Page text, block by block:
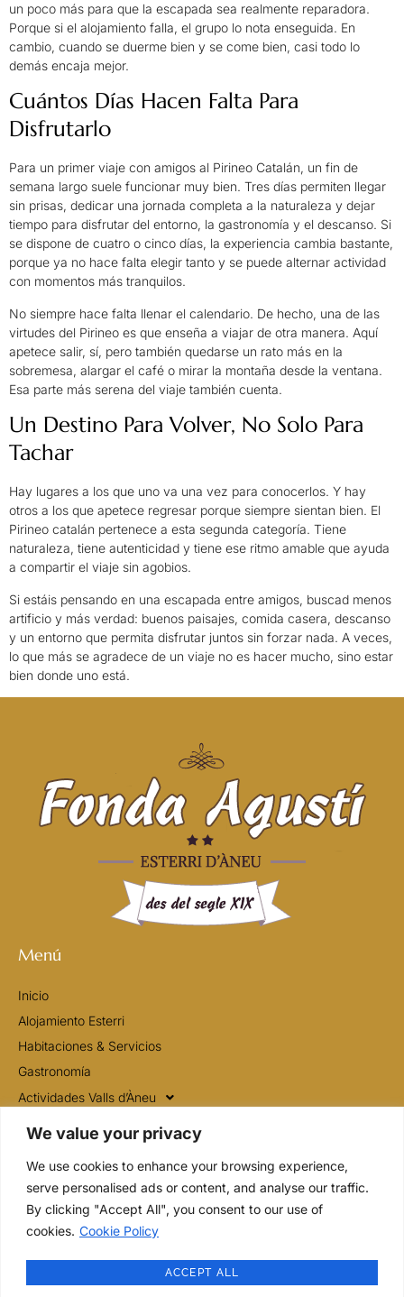
We value your privacy
We use cookies to enhance your browsing experience,
serve personalised ads or content, and analyse our traffic.
By clicking "Accept All", you consent to our use of
cookies. Cookie Policy
ACCEPT ALL
un poco más para que la escapada sea realmente reparadora.
Porque si el alojamiento falla, el grupo lo nota enseguida. En
cambio, cuando se duerme bien y se come bien, casi todo lo
demás encaja mejor.
Cuántos Días Hacen Falta Para
Disfrutarlo
Para un primer viaje con amigos al Pirineo Catalán, un fin de
semana largo suele funcionar muy bien. Tres días permiten llegar
sin prisas, dedicar una jornada completa a la naturaleza y dejar
tiempo para disfrutar del entorno, la gastronomía y el descanso. Si
se dispone de cuatro o cinco días, la experiencia cambia bastante,
porque ya no hace falta elegir tanto y se puede alternar actividad
con momentos más tranquilos.
No siempre hace falta llenar el calendario. De hecho, una de las
virtudes del Pirineo es que enseña a viajar de otra manera. Aquí
apetece salir, sí, pero también quedarse un rato más en la
sobremesa, alargar el café o mirar la montaña desde la ventana.
Esa parte más serena del viaje también cuenta.
Un Destino Para Volver, No Solo Para
Tachar
Hay lugares a los que uno va una vez para conocerlos. Y hay
otros a los que apetece regresar porque siempre sientan bien. El
Pirineo catalán pertenece a esta segunda categoría. Tiene
naturaleza, tiene autenticidad y tiene ese ritmo amable que ayuda
a compartir el viaje sin agobios.
Si estáis pensando en una escapada entre amigos, buscad menos
artificio y más verdad: buenos paisajes, comida casera, descanso
y un entorno que permita disfrutar juntos sin forzar nada. A veces,
lo que más se agradece de un viaje no es hacer mucho, sino estar
bien donde uno está.
Menú
Inicio
Alojamiento Esterri
Habitaciones & Servicios
Gastronomía
Actividades Valls d’Àneu
Contacto
+34 649 13 93 18
Plaça de l'esglèsia, 6